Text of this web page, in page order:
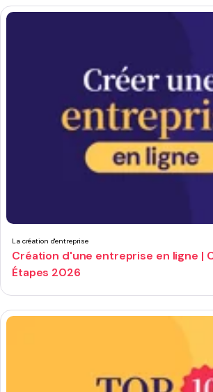
La création d'entreprise
Création d'une entreprise en ligne |
Étapes 2026